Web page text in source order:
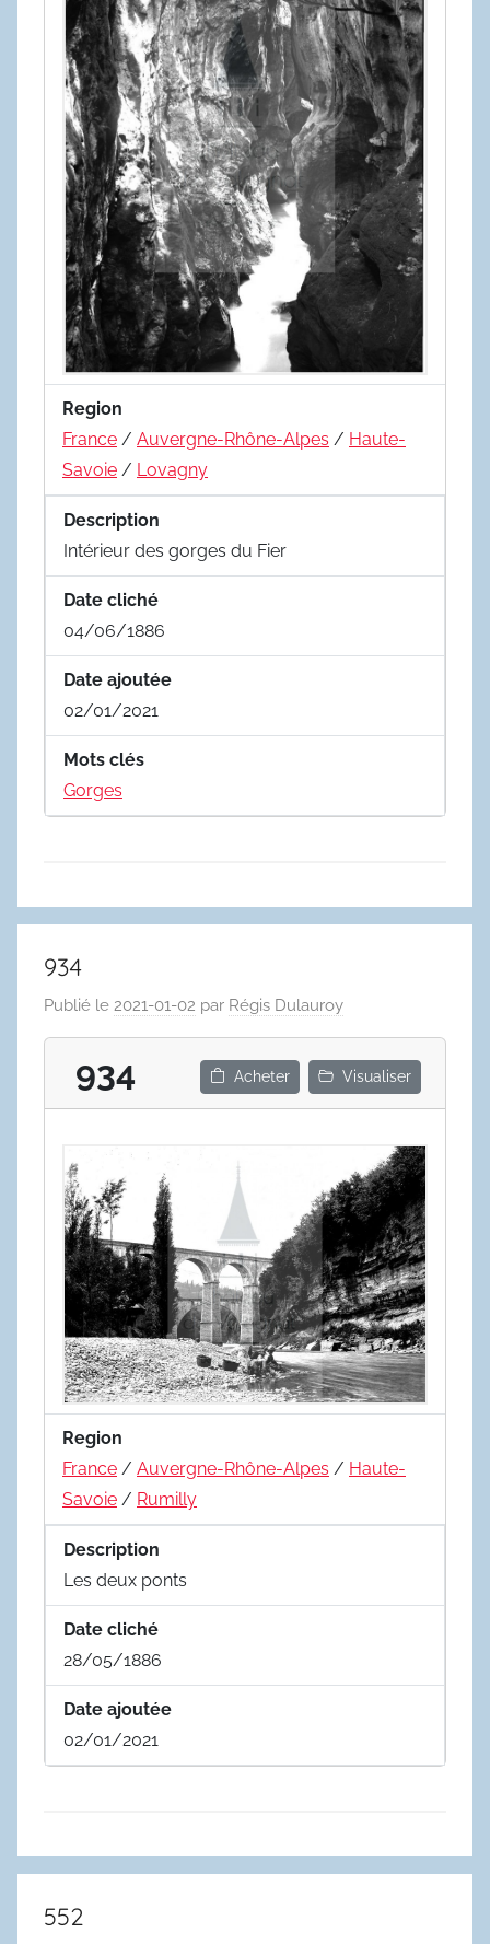
Region
France / Auvergne-Rhône-Alpes / Haute-
Savoie / Lovagny
Description
Intérieur des gorges du Fier
Date cliché
04/06/1886
Date ajoutée
02/01/2021
Mots clés
Gorges
934
Publié le 2021-01-02 par Régis Dulauroy
934 Acheter Visualiser
Region
France / Auvergne-Rhône-Alpes / Haute-
Savoie / Rumilly
Description
Les deux ponts
Date cliché
28/05/1886
Date ajoutée
02/01/2021
552